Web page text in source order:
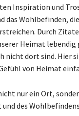
Inspiration und
das Wohlbefinden,
Durch
Heimat
nicht dort sind. Hier
von Heimat
nur ein Ort,
des